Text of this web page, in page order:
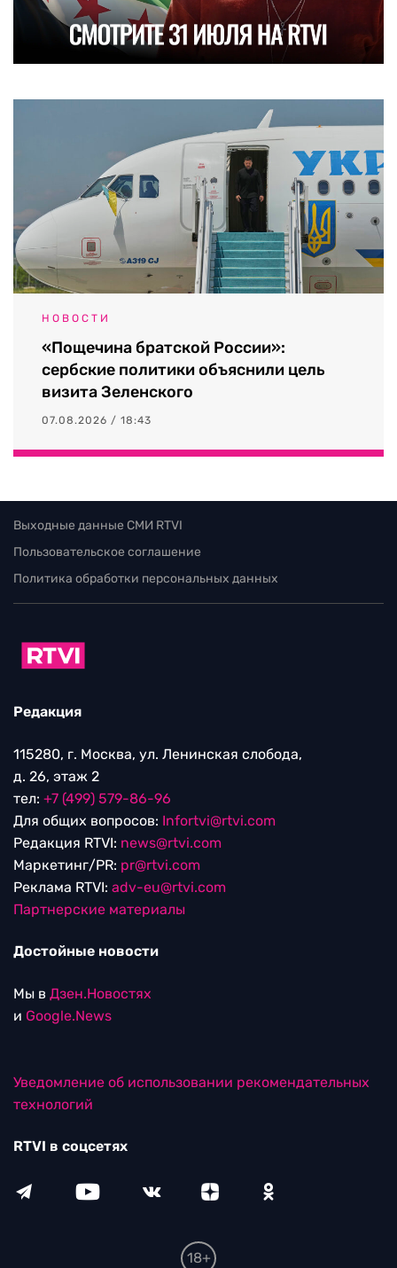
НОВОСТИ
«Пощечина братской России»:
сербские политики объяснили цель
визита Зеленского
07.08.2026 / 18:43
Выходные данные СМИ RTVI
Пользовательское соглашение
Политика обработки персональных данных
Редакция
115280, г. Москва, ул. Ленинская слобода,
д. 26, этаж 2
тел: +7 (499) 579-86-96
Для общих вопросов: Infortvi@rtvi.com
Редакция RTVI: news@rtvi.com
Маркетинг/PR: pr@rtvi.com
Реклама RTVI: adv-eu@rtvi.com
Партнерские материалы
Достойные новости
Мы в Дзен.Новостях
и Google.News
Уведомление об использовании рекомендательных
технологий
RTVI в соцсетях
18+